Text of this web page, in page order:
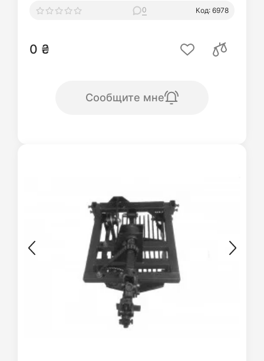
0 Код: 6978
0 ₴
Сообщите мне